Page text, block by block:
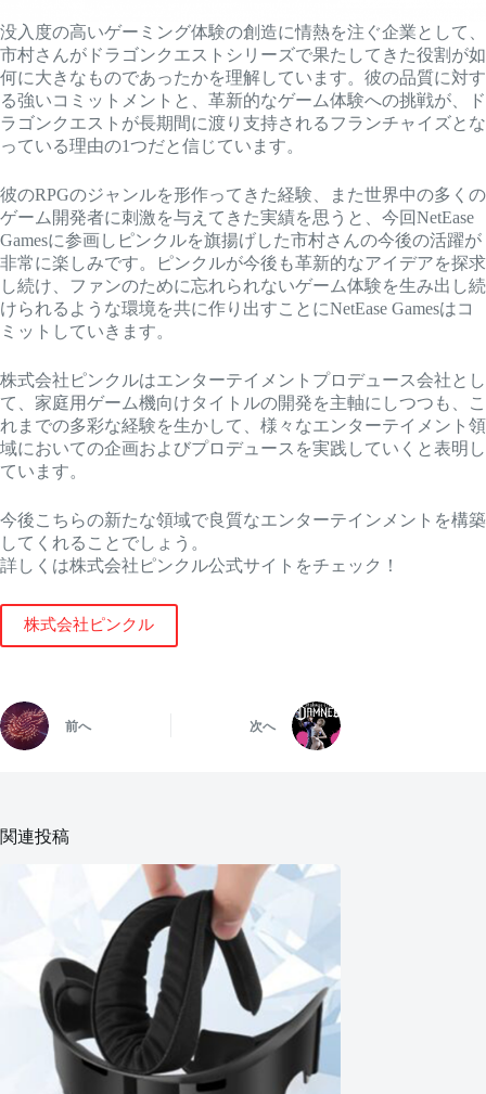
没入度の高いゲーミング体験の創造に情熱を注ぐ企業として、
市村さんがドラゴンクエストシリーズで果たしてきた役割が如
何に大きなものであったかを理解しています。彼の品質に対す
る強いコミットメントと、革新的なゲーム体験への挑戦が、ド
ラゴンクエストが長期間に渡り支持されるフランチャイズとな
っている理由の1つだと信じています。
彼のRPGのジャンルを形作ってきた経験、また世界中の多くの
ゲーム開発者に刺激を与えてきた実績を思うと、今回NetEase
Gamesに参画しピンクルを旗揚げした市村さんの今後の活躍が
非常に楽しみです。ピンクルが今後も革新的なアイデアを探求
し続け、ファンのために忘れられないゲーム体験を生み出し続
けられるような環境を共に作り出すことにNetEase Gamesはコ
ミットしていきます。
株式会社ピンクルはエンターテイメントプロデュース会社とし
て、家庭用ゲーム機向けタイトルの開発を主軸にしつつも、こ
れまでの多彩な経験を生かして、様々なエンターテイメント領
域においての企画およびプロデュースを実践していくと表明し
ています。
今後こちらの新たな領域で良質なエンターテインメントを構築
してくれることでしょう。
詳しくは株式会社ピンクル公式サイトをチェック！
株式会社ピンクル
前へ 次へ
関連投稿